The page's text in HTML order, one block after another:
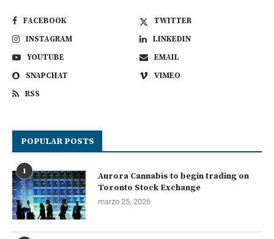
FACEBOOK
TWITTER
INSTAGRAM
LINKEDIN
YOUTUBE
EMAIL
SNAPCHAT
VIMEO
RSS
POPULAR POSTS
1
Aurora Cannabis to begin trading on
Toronto Stock Exchange
marzo 25, 2026